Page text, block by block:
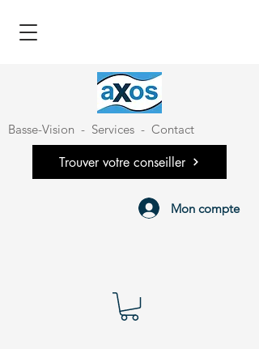
Basse-Vision - Services - Contact
Trouver votre conseiller
Mon compte